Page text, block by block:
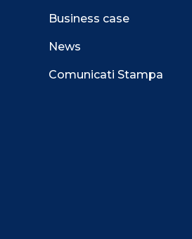
Business case
News
Comunicati Stampa